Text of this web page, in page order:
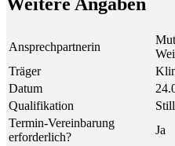
Ansprechpartnerin
Träger
Datum
Qualifikation
Termin-Vereinbarung
erforderlich?
Ja